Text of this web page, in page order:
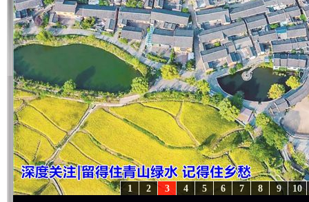
10
9
8
7
6
5
4
3
2
1